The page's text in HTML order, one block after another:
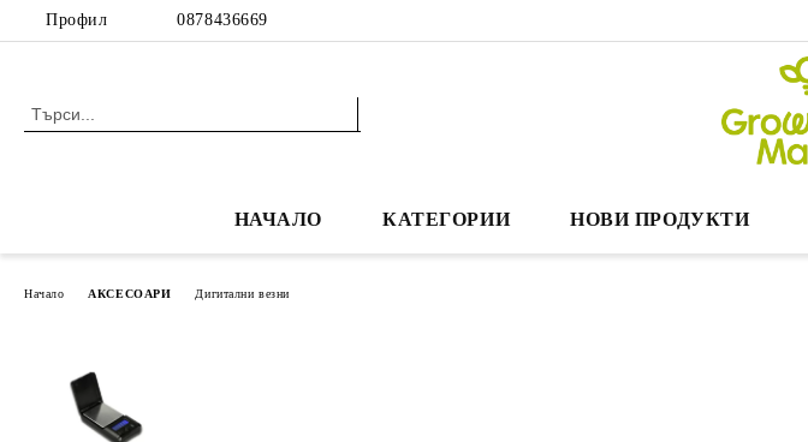
Профил 0878436669
НАЧАЛО КАТЕГОРИИ НОВИ ПРОДУКТИ
Начало АКСЕСОАРИ Дигитални везни